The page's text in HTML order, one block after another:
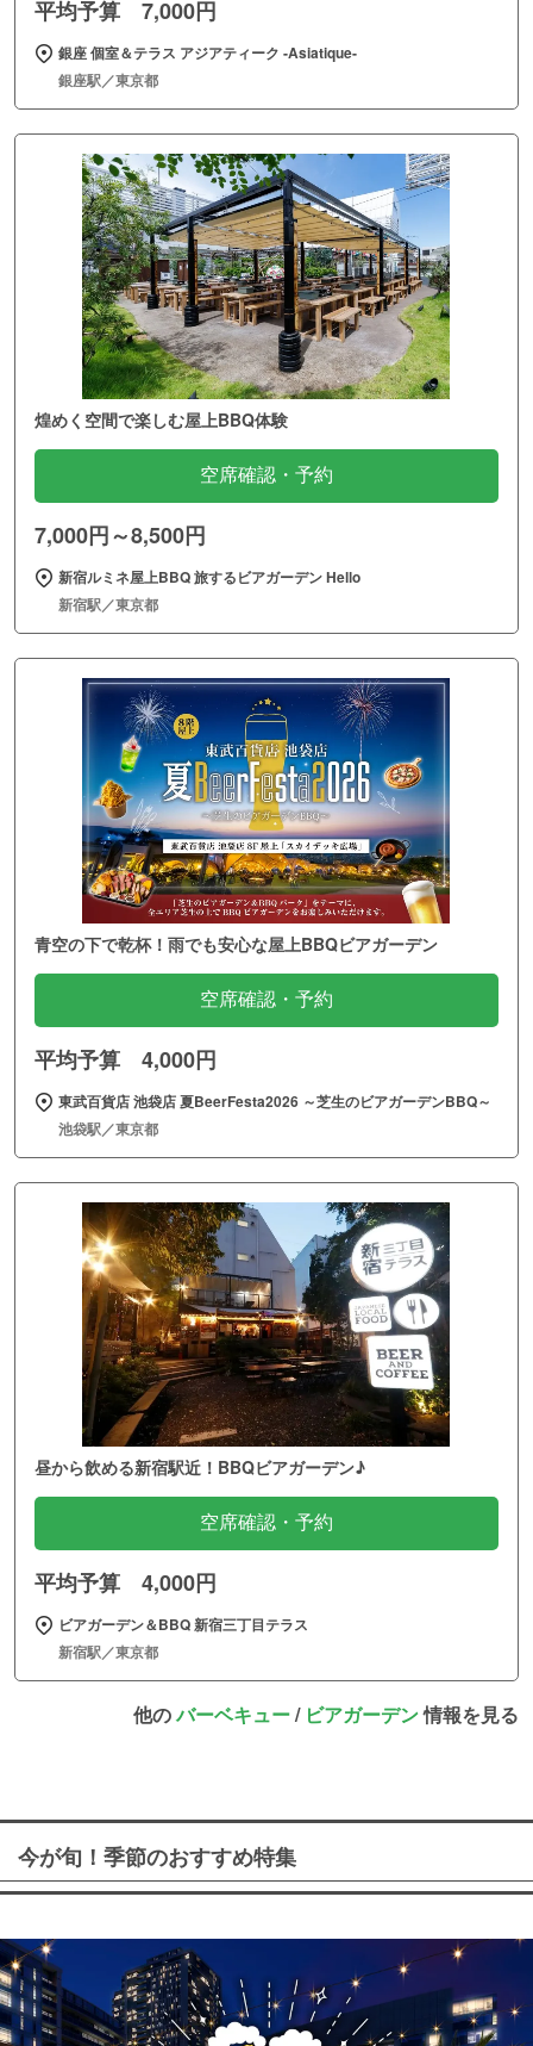
平均予算 7,000円
銀座 個室＆テラス アジアティーク ‐Asiatique‐
銀座駅／東京都
煌めく空間で楽しむ屋上BBQ体験
空席確認・予約
7,000円～8,500円
新宿ルミネ屋上BBQ 旅するビアガーデン Hello
新宿駅／東京都
青空の下で乾杯！雨でも安心な屋上BBQビアガーデン
空席確認・予約
平均予算 4,000円
東武百貨店 池袋店 夏BeerFesta2026 ～芝生のビアガーデンBBQ～
池袋駅／東京都
昼から飲める新宿駅近！BBQビアガーデン♪
空席確認・予約
平均予算 4,000円
ビアガーデン＆BBQ 新宿三丁目テラス
新宿駅／東京都
他のバーベキュー/ ビアガーデン情報を見る
今が旬！季節のおすすめ特集